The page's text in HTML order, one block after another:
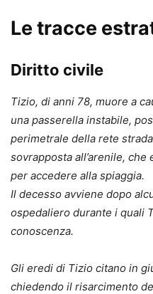
Le tracce
Diritto civile
Tizio, di anni 78, muore a
una passerella instabile,
perimetrale della rete
sovrapposta all’arenile,
per accedere alla spiaggia.
Il decesso avviene dopo
ospedaliero durante i quali
conoscenza.
Gli eredi di Tizio citano in
chiedendo il risarcimento